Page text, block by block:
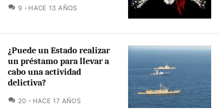
9 COMENTARIOS
HACE 13 AÑOS
¿Puede un Estado realizar
un préstamo para llevar a
cabo una actividad
delictiva?
20 COMENTARIOS
HACE 17 AÑOS